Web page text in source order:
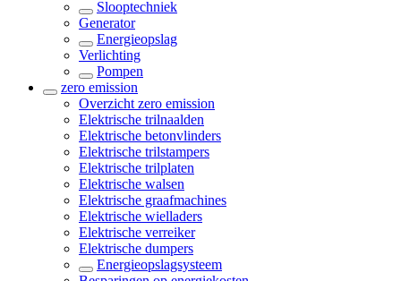
Slooptechniek
Generator
Energieopslag
Verlichting
Pompen
zero emission
Overzicht zero emission
Elektrische trilnaalden
Elektrische betonvlinders
Elektrische trilstampers
Elektrische trilplaten
Elektrische walsen
Elektrische graafmachines
Elektrische wielladers
Elektrische verreiker
Elektrische dumpers
Energieopslagsysteem